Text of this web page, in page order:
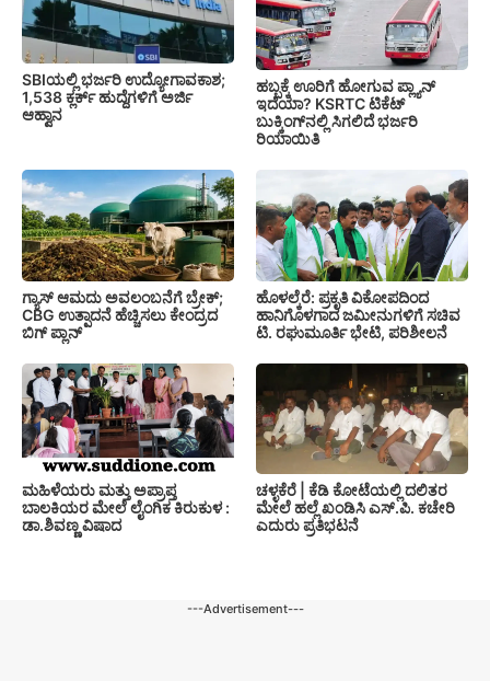
SBIಯಲ್ಲಿ ಭರ್ಜರಿ ಉದ್ಯೋಗಾವಕಾಶ;
1,538 ಕ್ಲರ್ಕ್ ಹುದ್ದೆಗಳಿಗೆ ಅರ್ಜಿ
ಆಹ್ವಾನ
ಹಬ್ಬಕ್ಕೆ ಊರಿಗೆ ಹೋಗುವ ಪ್ಲ್ಯಾನ್
ಇದೆಯಾ? KSRTC ಟಿಕೆಟ್
ಬುಕ್ಕಿಂಗ್‌ನಲ್ಲಿ ಸಿಗಲಿದೆ ಭರ್ಜರಿ
ರಿಯಾಯಿತಿ
ಗ್ಯಾಸ್ ಆಮದು ಅವಲಂಬನೆಗೆ ಬ್ರೇಕ್;
CBG ಉತ್ಪಾದನೆ ಹೆಚ್ಚಿಸಲು ಕೇಂದ್ರದ
ಬಿಗ್ ಪ್ಲಾನ್
ಹೊಳಲ್ಕೆರೆ: ಪ್ರಕೃತಿ ವಿಕೋಪದಿಂದ
ಹಾನಿಗೊಳಗಾದ ಜಮೀನುಗಳಿಗೆ ಸಚಿವ
ಟಿ. ರಘುಮೂರ್ತಿ ಭೇಟಿ, ಪರಿಶೀಲನೆ
ಮಹಿಳೆಯರು ಮತ್ತು ಅಪ್ರಾಪ್ತ
ಬಾಲಕಿಯರ ಮೇಲೆ ಲೈಂಗಿಕ ಕಿರುಕುಳ :
ಡಾ.ಶಿವಣ್ಣ ವಿಷಾದ
ಚಳ್ಳಕೆರೆ | ಕೆಡಿ ಕೋಟೆಯಲ್ಲಿ ದಲಿತರ
ಮೇಲೆ ಹಲ್ಲೆ ಖಂಡಿಸಿ ಎಸ್.ಪಿ. ಕಚೇರಿ
ಎದುರು ಪ್ರತಿಭಟನೆ
---Advertisement---